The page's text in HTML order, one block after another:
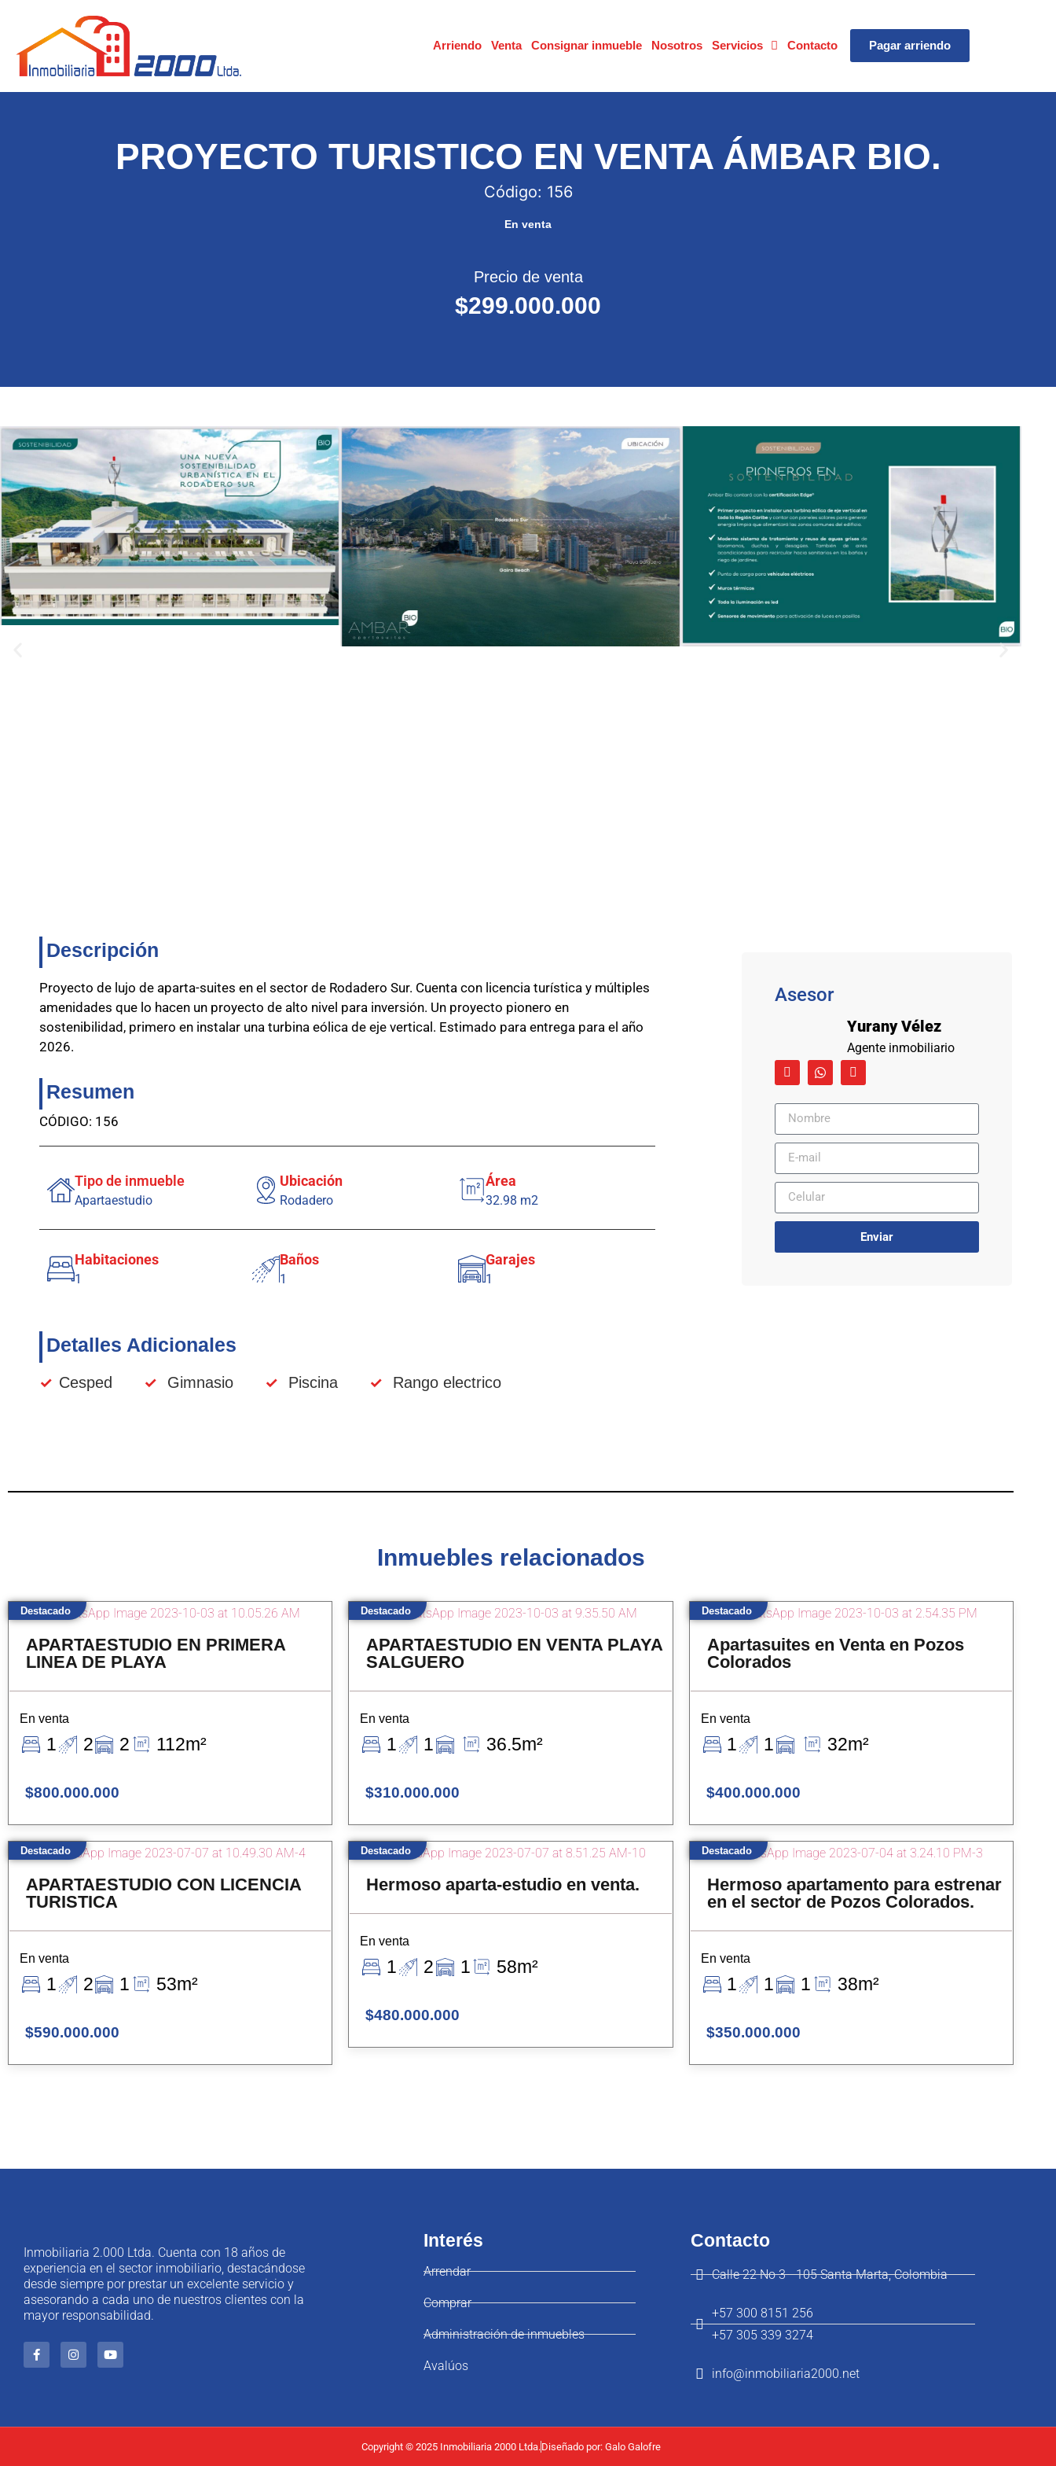
Arriendo Venta Consignar inmueble Nosotros Servicios Contacto Pagar arriendo
PROYECTO TURISTICO EN VENTA ÁMBAR BIO.
Código: 156
En venta
Precio de venta
$299.000.000
Descripción
Proyecto de lujo de aparta-suites en el sector de Rodadero Sur. Cuenta con licencia turística y múltiples
amenidades que lo hacen un proyecto de alto nivel para inversión. Un proyecto pionero en
sostenibilidad, primero en instalar una turbina eólica de eje vertical. Estimado para entrega para el año
2026.
Resumen
CÓDIGO: 156
Tipo de inmueble
Apartaestudio
Ubicación
Rodadero
Área
32.98 m2
Habitaciones
1
Baños
1
Garajes
1
Detalles Adicionales
✓ Cesped ✓ Gimnasio ✓ Piscina ✓ Rango electrico
Asesor
Yurany Vélez
Agente inmobiliario
Enviar
Inmuebles relacionados
APARTAESTUDIO EN PRIMERA
LINEA DE PLAYA
En venta
1 2 2 112m²
$800.000.000
Destacado
APARTAESTUDIO EN VENTA PLAYA
SALGUERO
En venta
1 1 36.5m²
$310.000.000
Destacado
Apartasuites en Venta en Pozos
Colorados
En venta
1 1 32m²
$400.000.000
Destacado
APARTAESTUDIO CON LICENCIA
TURISTICA
En venta
1 2 1 53m²
$590.000.000
Destacado
Hermoso aparta-estudio en venta.
En venta
1 2 1 58m²
$480.000.000
Destacado
Hermoso apartamento para estrenar
en el sector de Pozos Colorados.
En venta
1 1 1 38m²
$350.000.000
Destacado
Inmobiliaria 2.000 Ltda. Cuenta con 18 años de
experiencia en el sector inmobiliario, destacándose
desde siempre por prestar un excelente servicio y
asesorando a cada uno de nuestros clientes con la
mayor responsabilidad.
Interés
Arrendar
Comprar
Administración de inmuebles
Avalúos
Contacto
Calle 22 No 3 - 105 Santa Marta, Colombia
+57 300 8151 256
+57 305 339 3274
info@inmobiliaria2000.net
Copyright © 2025 Inmobiliaria 2000 Ltda.Diseñado por: Galo Galofre